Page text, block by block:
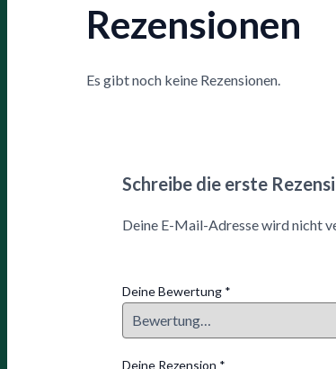
Rezensionen
Es gibt noch keine Rezensionen.
Schreibe die erste
Deine E-Mail-Adresse wird nicht
Deine Bewertung *
Deine Rezension *